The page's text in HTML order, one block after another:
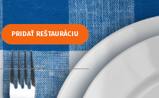
PRIDAŤ REŠTAURÁCIU